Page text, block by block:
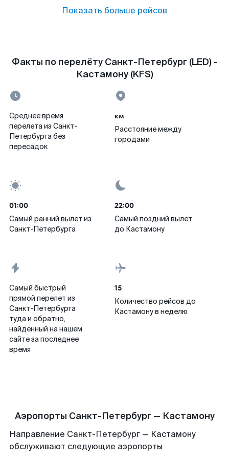
Показать больше рейсов
Факты по перелёту Санкт-Петербург (LED) -
Кастамону (KFS)
Среднее время
перелета из Санкт-
Петербурга без
пересадок
км
Расстояние между
городами
01:00
Самый ранний вылет из
Санкт-Петербурга
22:00
Самый поздний вылет
до Кастамону
Самый быстрый
прямой перелет из
Санкт-Петербурга
туда и обратно,
найденный на нашем
сайте за последнее
время
15
Количество рейсов до
Кастамону в неделю
Аэропорты Санкт-Петербург — Кастамону
Направление Санкт-Петербург — Кастамону
обслуживают следующие аэропорты